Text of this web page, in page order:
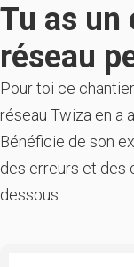
Tu as un
réseau
Pour toi ce
réseau Twiza en a
Bénéficie de son
des erreurs et des
dessous :